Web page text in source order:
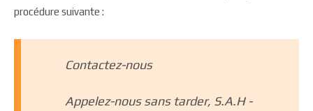
procédure suivante :
Contactez-nous
Appelez-nous sans tarder, S.A.H -